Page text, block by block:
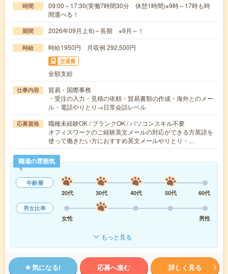
時間
09:00～17:30(実働7時間30分 休憩1時間)※9時～17時も時
間選べる！
期間 2026年09月上旬～長期 ※9月～！
時給 時給1950円 月収例 292,500円
交通費
全額支給
仕事内容
貿易・国際事務
・受注の入力・見積の依頼・貿易書類の作成・海外とのメー
ル・電話やりとり→日常会話レベル
応募資格
職種未経験OK / ブランクOK / パソコンスキル不要
オフィスワークのご経験英文メールの対応ができる方英語を
使って働きたい方におすすめ英文メールやりとり・…
職場の雰囲気
年齢層
20代
30代 40代 50代
60代
男女比率
女性
男性
もっと見る
気になる! 応募へ進む 詳しく見る